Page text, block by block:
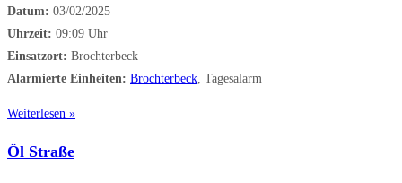
Datum: 03/02/2025
Uhrzeit: 09:09 Uhr
Einsatzort: Brochterbeck
Alarmierte Einheiten: Brochterbeck, Tagesalarm
Weiterlesen »
Öl Straße